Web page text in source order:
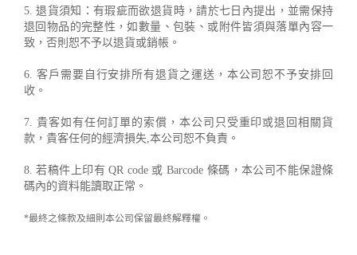
5. 退貨須知：有瑕疵而欲退貨時，請於七日內提出，並需保持
退回物品的完整性，如數量、包裝、或附件皆須與落單內容一
致，否則恕不予以退貨或銷帳。
6. 客戶需要自行安排所有退貨之運送，本公司恕不予安排回
收。
7. 貴客如有任何訂單的索償，本公司只受重印或退回相關貨
款，貴客任何的經濟損失,本公司恕不負責。
8. 若稿件上印有 QR code 或 Barcode 條碼，本公司不能保證條
碼內的資料能讀取正常。
*最終之條款及細則本公司保留最終解釋權。